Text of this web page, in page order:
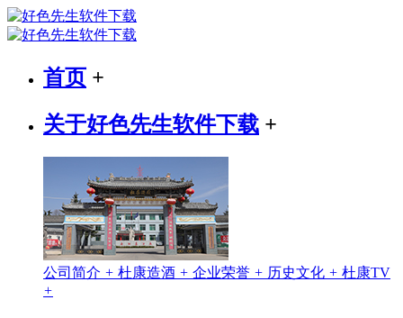
首页 +
关于好色先生软件下载 +
公司简介 + 杜康造酒 + 企业荣誉 + 历史文化 + 杜康TV
+